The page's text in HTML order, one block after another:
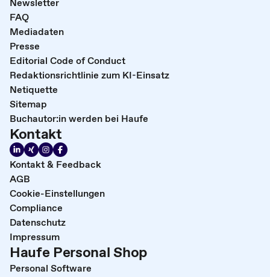
FAQ
Mediadaten
Presse
Editorial Code of Conduct
Redaktionsrichtlinie zum KI-Einsatz
Netiquette
Sitemap
Buchautor:in werden bei Haufe
Kontakt
Kontakt & Feedback
AGB
Cookie-Einstellungen
Compliance
Datenschutz
Impressum
Haufe Personal Shop
Personal Software